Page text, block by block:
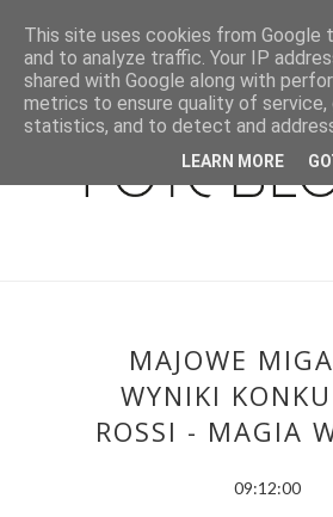
MAJOWE
WYNIKI
ROSSI - MAGIA
09:12:00
This site uses cookies from Google
and to analyze traffic. Your IP
shared with Google along with
metrics to ensure quality of service,
statistics, and to detect and
LEARN MORE